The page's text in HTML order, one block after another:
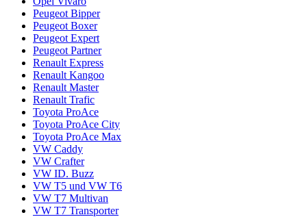
Peugeot Bipper
Peugeot Boxer
Peugeot Expert
Peugeot Partner
Renault Express
Renault Kangoo
Renault Master
Renault Trafic
Toyota ProAce
Toyota ProAce City
Toyota ProAce Max
VW Caddy
VW Crafter
VW ID. Buzz
VW T5 und VW T6
VW T7 Multivan
VW T7 Transporter